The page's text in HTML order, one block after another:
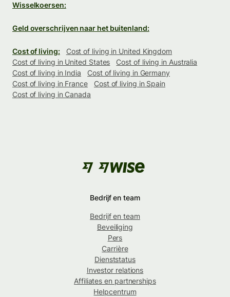
Wisselkoersen:
Geld overschrijven naar het buitenland:
Cost of living:
Cost of living in United Kingdom
Cost of living in United States
Cost of living in Australia
Cost of living in India
Cost of living in Germany
Cost of living in France
Cost of living in Spain
Cost of living in Canada
Bedrijf en team
Bedrijf en team
Beveiliging
Pers
Carrière
Dienststatus
Investor relations
Affiliates en partnerships
Helpcentrum